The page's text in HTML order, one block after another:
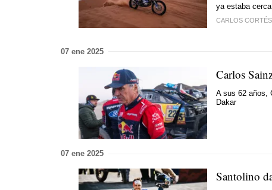
ya estaba
CARLOS
07 ene 2025
Carlos
A sus 62 años,
Dakar
07 ene 2025
Santolino